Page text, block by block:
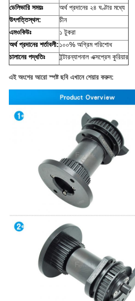
ডেলিভারি সময়ঃ
অর্থ প্রদানের ২৪ ঘণ্টার মধ্যে
উৎপত্তিস্থল:
চীন
এমওকিউঃ
১ টুকরা
অর্থ প্রদানের শর্তাবলী:১০০% অগ্রিম পরিশোধ
চালানের পদ্ধতিঃ
ইন্টারন্যাশনাল এক্সপ্রেস কুরিয়ার
এই অংশের আরো স্পষ্ট ছবি এখানে শেয়ার করুন: